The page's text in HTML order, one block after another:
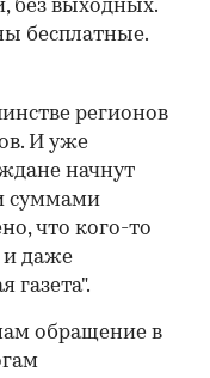
без выходных.
бесплатные.
регионов
И уже
начнут
суммами
что кого-то
и даже
газета".
обращение в